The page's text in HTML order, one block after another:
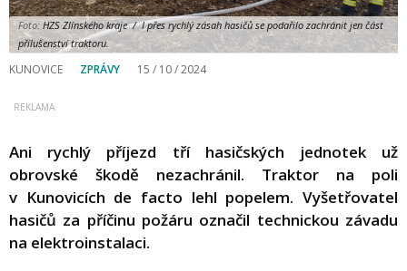
Foto:HZS Zlínského kraje / I přes rychlý zásah hasičů se podařilo zachránit jen část
přílušenství traktoru.
KUNOVICE ZPRÁVY 15 / 10 / 2024
Ani rychlý příjezd tří hasičských jednotek už
obrovské škodě nezachránil. Traktor na poli
v Kunovicích de facto lehl popelem. Vyšetřovatel
hasičů za příčinu požáru označil technickou závadu
na elektroinstalaci.